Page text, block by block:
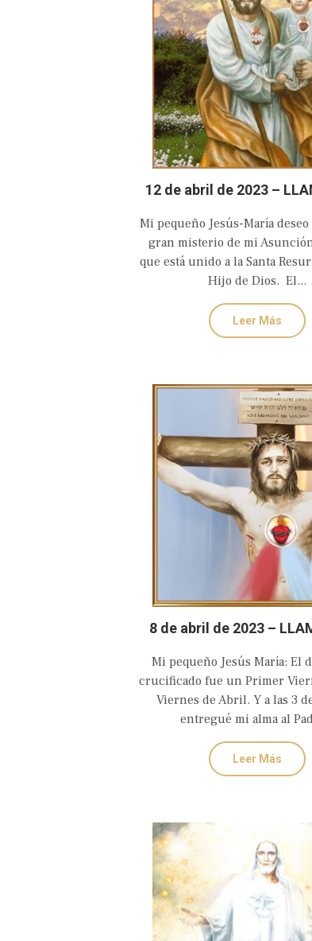
12 de abril de 2023 –
AMANTE CORAZÓN DE
Mi pequeño Jesús-María
gran misterio de mi
que está unido a la Santa
Hijo de Dios. El...
Leer Más
8 de abril de 2023 –
SAGRADO CORAZÓN
DE JESÚS
Mi pequeño Jesús María: El
crucificado fue un Primer
Viernes de Abril. Y a las 3
entregué mi alma al
Leer Más